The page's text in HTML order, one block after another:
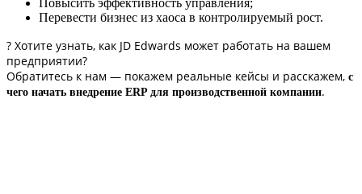
Перевести бизнес из хаоса в контролируемый рост.
? Хотите узнать, как JD Edwards может работать на вашем
предприятии?
Обратитесь к нам — покажем реальные кейсы и расскажем, с
чего начать внедрение ERP для производственной компании.